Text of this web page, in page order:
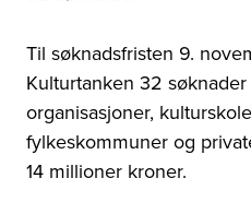
Til søknadsfristen 9.
Kulturtanken 32
organisasjoner,
fylkeskommuner og
14 millioner kroner.